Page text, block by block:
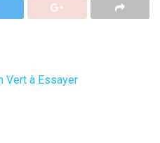
Vert à Essayer